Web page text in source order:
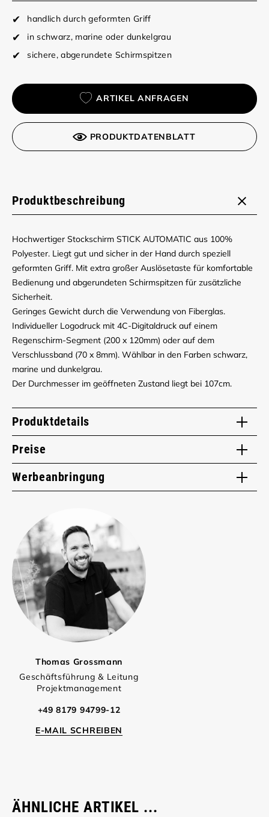
handlich durch geformten Griff
in schwarz, marine oder dunkelgrau
sichere, abgerundete Schirmspitzen
ARTIKEL ANFRAGEN
PRODUKTDATENBLATT
Produktbeschreibung
Hochwertiger Stockschirm STICK AUTOMATIC aus 100%
Polyester. Liegt gut und sicher in der Hand durch speziell
geformten Griff. Mit extra großer Auslösetaste für komfortable
Bedienung und abgerundeten Schirmspitzen für zusätzliche
Sicherheit.
Geringes Gewicht durch die Verwendung von Fiberglas.
Individueller Logodruck mit 4C-Digitaldruck auf einem
Regenschirm-Segment (200 x 120mm) oder auf dem
Verschlussband (70 x 8mm). Wählbar in den Farben schwarz,
marine und dunkelgrau.
Der Durchmesser im geöffneten Zustand liegt bei 107cm.
Produktdetails
Preise
Werbeanbringung
Thomas Grossmann
Geschäftsführung & Leitung
Projektmanagement
+49 8179 94799-12
E-MAIL SCHREIBEN
ÄHNLICHE ARTIKEL ...